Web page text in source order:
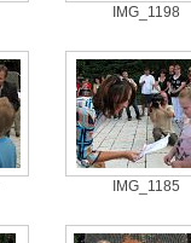
IMG_1198
IMG_1185